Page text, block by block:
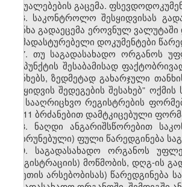
საშუალებების გაცემა.
6. საკონტროლო შესყიდვისას
თანხა გადაეცემა ეროვნულ
დამადასტურებელი დოკუმენტები
7. თუ საგადასახადო ორგანოს
ქვეპუნქტის შესაბამისად ფაქტ
თანხებს, ზედმეტად გახარჯული
შესყიდვის შედეგების შესახებ”
და სააღრიცხვო რეგისტრების
№511 ბრძანებით დამტკიცებული
8. ნაღდი ანგარიშსწორებით
დაბრუნებული) ფული წარედგინება
9. საგადასახადო ორგანოს
(რეგისტრაციის) მოწმობის, დღგ-ის
(ასეთის არსებობისას)